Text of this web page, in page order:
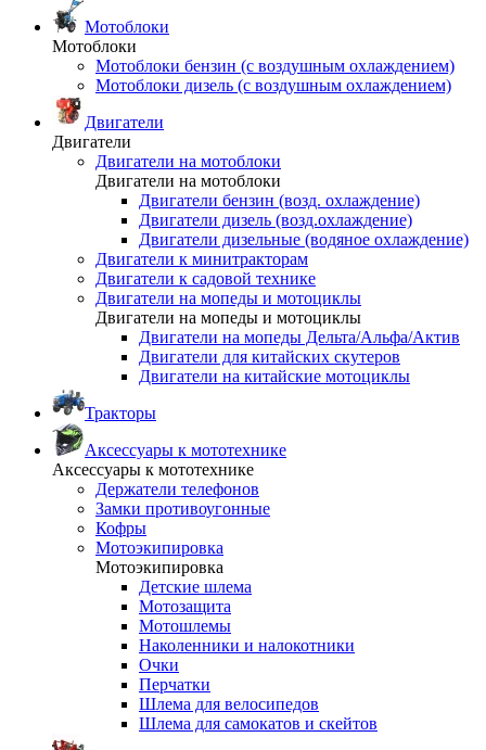
Мотоблоки
Мотоблоки
Мотоблоки бензин (с воздушным охлаждением)
Мотоблоки дизель (с воздушным охлаждением)
Двигатели
Двигатели
Двигатели на мотоблоки
Двигатели на мотоблоки
Двигатели бензин (возд. охлаждение)
Двигатели дизель (возд.охлаждение)
Двигатели дизельные (водяное охлаждение)
Двигатели к минитракторам
Двигатели к садовой технике
Двигатели на мопеды и мотоциклы
Двигатели на мопеды и мотоциклы
Двигатели на мопеды Дельта/Альфа/Актив
Двигатели для китайских скутеров
Двигатели на китайские мотоциклы
Тракторы
Аксессуары к мототехнике
Аксессуары к мототехнике
Держатели телефонов
Замки противоугонные
Кофры
Мотоэкипировка
Мотоэкипировка
Детские шлема
Мотозащита
Мотошлемы
Наколенники и налокотники
Очки
Перчатки
Шлема для велосипедов
Шлема для самокатов и скейтов